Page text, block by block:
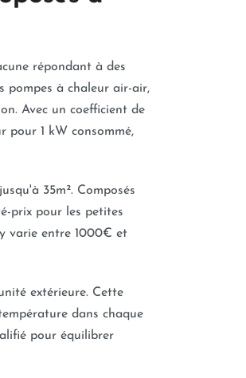
répondant à des
pompes à chaleur air-air,
Avec un coefficient de
pour 1 kW consommé,
35m². Composés
prix pour les petites
varie entre 1000€ et
extérieure. Cette
dans chaque
pour équilibrer